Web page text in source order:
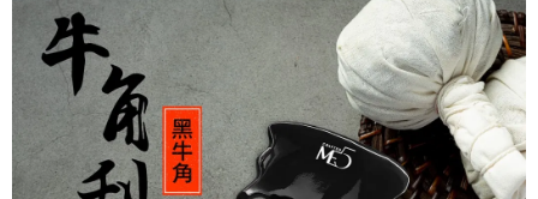
1.本服務由台灣大哥大提供，台灣大哥大用戶可立即使用無須另外申請。
2.付款方式選擇「大哥付你分期」，訂單成立後會自動跳轉到大哥付的交易
流程，驗證手機門號後，選擇欲分期的期數、繳款截止日，確認付款後即完
成交易。
3.實際核准額度、可分期數及費用金額請依後續交易確認頁面所載為準。
4.訂單成立30分鐘內，如未前往確認交易或遇審核未通過，訂單將自動取
消。如遇「轉專審核」未通過狀況，表示未達大哥付你分期系統評分，恕無
法說明評估內容。
【繳款方式說明】
AFTEE先享後付
相關說明
【關於「AFTEE先享後付」】
AFTEE先享後付是「在收到商品之後才付款」的支付方式。 讓您購物簡單
便利好安心！
１．簡單：不需註冊會員、不需綁卡、不需儲值。
２．便利：只要手機號碼，簡訊認證，即可結帳。
３．安心：先確認商品／服務後，再付款。
ATM付款
運送方式
付款後全家取貨